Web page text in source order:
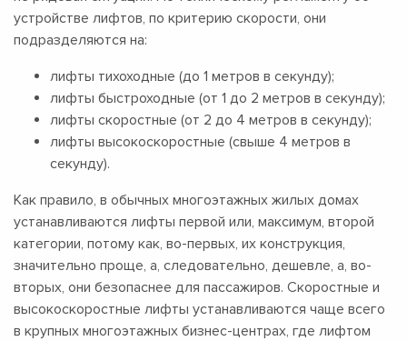
устройстве лифтов, по критерию скорости, они
подразделяются на:
лифты тихоходные (до 1 метров в секунду);
лифты быстроходные (от 1 до 2 метров в секунду);
лифты скоростные (от 2 до 4 метров в секунду);
лифты высокоскоростные (свыше 4 метров в
секунду).
Как правило, в обычных многоэтажных жилых домах
устанавливаются лифты первой или, максимум, второй
категории, потому как, во-первых, их конструкция,
значительно проще, а, следовательно, дешевле, а, во-
вторых, они безопаснее для пассажиров. Скоростные и
высокоскоростные лифты устанавливаются чаще всего
в крупных многоэтажных бизнес-центрах, где лифтом